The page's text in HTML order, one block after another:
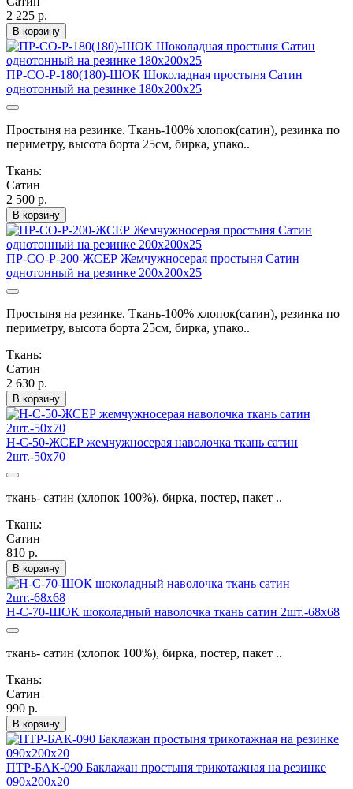
2 225 р.
В корзину
ПР-СО-Р-180(180)-ШОК Шоколадная простыня Сатин
однотонный на резинке 180х200х25
Простыня на резинке. Ткань-100% хлопок(сатин), резинка по
периметру, высота борта 25см, бирка, упако..
Ткань:
Сатин
2 500 р.
В корзину
ПР-СО-Р-200-ЖСЕР Жемчужносерая простыня Сатин
однотонный на резинке 200х200х25
Простыня на резинке. Ткань-100% хлопок(сатин), резинка по
периметру, высота борта 25см, бирка, упако..
Ткань:
Сатин
2 630 р.
В корзину
Н-С-50-ЖСЕР жемчужносерая наволочка ткань сатин
2шт.-50х70
ткань- сатин (хлопок 100%), бирка, постер, пакет ..
Ткань:
Сатин
810 р.
В корзину
Н-С-70-ШОК шоколадный наволочка ткань сатин 2шт.-68х68
ткань- сатин (хлопок 100%), бирка, постер, пакет ..
Ткань:
Сатин
990 р.
В корзину
ПТР-БАК-090 Баклажан простыня трикотажная на резинке
090х200х20